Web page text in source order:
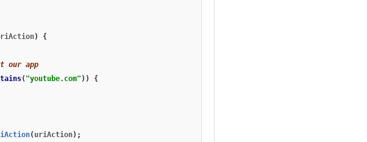
)
{
our app
( "youtube.com" ))
{
( uriAction);